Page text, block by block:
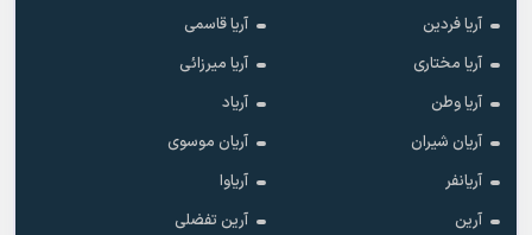
آریا فردین
آریا قاسمی
آریا مختاری
آریا میرزائی
آریا وطن
آریاد
آریان شیران
آریان موسوی
آریانفر
آریاوا
آرین
آرین تفضلی